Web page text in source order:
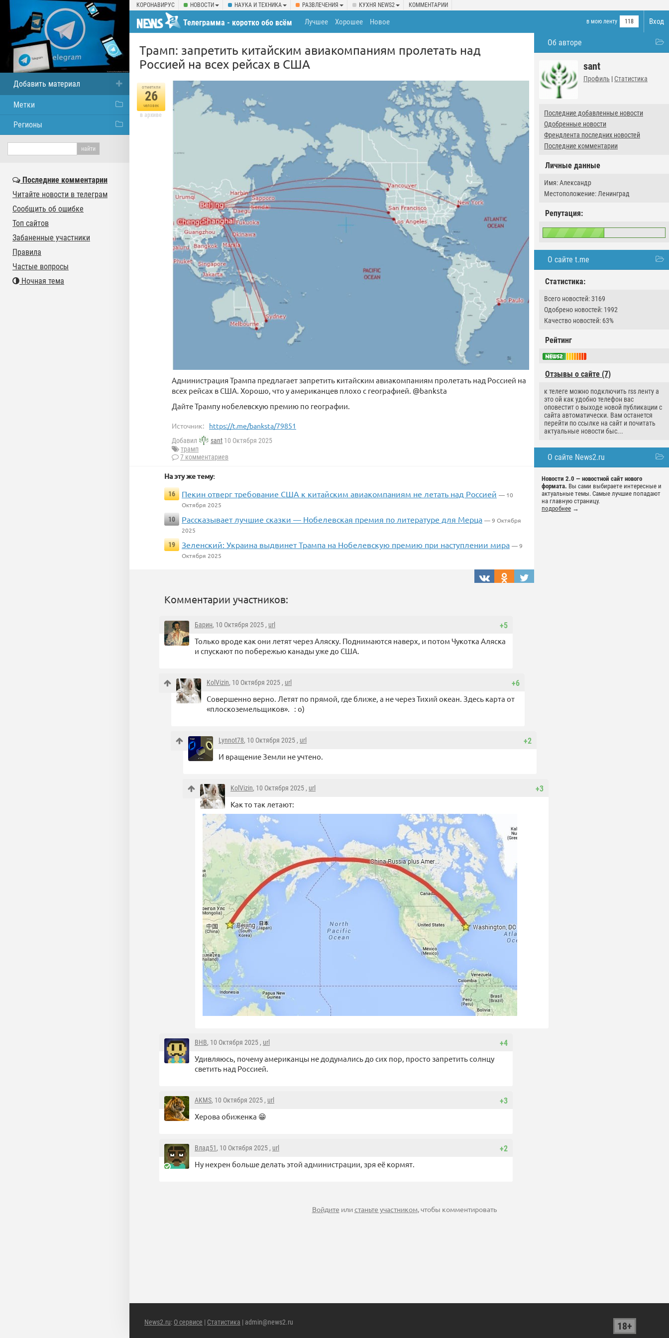
КОРОНАВИРУС НОВОСТИ НАУКА И ТЕХНИКА РАЗВЛЕЧЕНИЯ КУХНЯ NEWS2 КОММЕНТАРИИ
Вход
Телеграмма - коротко обо всём в мою ленту 118
Лучшее Хорошее Новое
Об авторе
sant
Профиль | Статистика
Последние добавленные новости
Одобренные новости
Френдлента последних новостей
Последние комментарии
Личные данные
Имя: Александр
Местоположение: Ленинград
Репутация:
О сайте t.me
Статистика:
Всего новостей: 3169
Одобрено новостей: 1992
Качество новостей: 63%
Рейтинг
Отзывы о сайте (7)
к телеге можно подключить rss ленту а
это ой как удобно телефон вас
оповестит о выходе новой публикации с
сайта автоматически. Вам останется
перейти по ссылке на сайт и почитать
актуальные новости быс...
О сайте News2.ru
Новости 2.0 — новостной сайт нового
формата. Вы сами выбираете интересные и
актуальные темы. Самые лучшие попадают
на главную страницу.
подробнее →
Трамп: запретить китайским авиакомпаниям пролетать над
Россией на всех рейсах в США
отметили
26
человек
в архиве
Администрация Трампа предлагает запретить китайским авиакомпаниям пролетать над Россией на
всех рейсах в США. Хорошо, что у американцев плохо с географией. @banksta
Дайте Трампу нобелевскую премию по географии.
Источник: https://t.me/banksta/79851
Добавил sant 10 Октября 2025
трамп
7 комментариев
На эту же тему:
16 Пекин отверг требование США к китайским авиакомпаниям не летать над Россией — 10
Октября 2025
10
Рассказывает лучшие сказки — Нобелевская премия по литературе для Мерца — 9 Октября
2025
19
Зеленский: Украина выдвинет Трампа на Нобелевскую премию при наступлении мира — 9
Октября 2025
Комментарии участников:
+5
Барин, 10 Октября 2025 , url
Только вроде как они летят через Аляску. Поднимаются наверх, и потом Чукотка Аляска
и спускают по побережью канады уже до США.
+6
KolVizin, 10 Октября 2025 , url
Совершенно верно. Летят по прямой, где ближе, а не через Тихий океан. Здесь карта от
«плоскоземельщиков». : о)
+2
Lynnot78, 10 Октября 2025 , url
И вращение Земли не учтено.
+3
KolVizin, 10 Октября 2025 , url
Как то так летают:
+4
ВНВ, 10 Октября 2025 , url
Удивляюсь, почему американцы не додумались до сих пор, просто запретить солнцу
светить над Россией.
+3
AKMS, 10 Октября 2025 , url
Херова обиженка 😁
+2
Влад51, 10 Октября 2025 , url
Ну нехрен больше делать этой администрации, зря её кормят.
Войдите илистаньте участником, чтобы комментировать
News2.ru: О сервисе | Статистика | admin@news2.ru 18+
Добавить материал
Метки
Регионы
Последние комментарии
Читайте новости в телеграм
Сообщить об ошибке
Топ сайтов
Забаненные участники
Правила
Частые вопросы
Ночная тема